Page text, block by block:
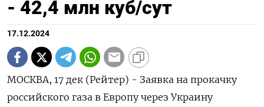
- 42,4 млн куб/сут
17.12.2024
МОСКВА, 17 дек (Рейтер) - Заявка на прокачку
российского газа в Европу через Украину